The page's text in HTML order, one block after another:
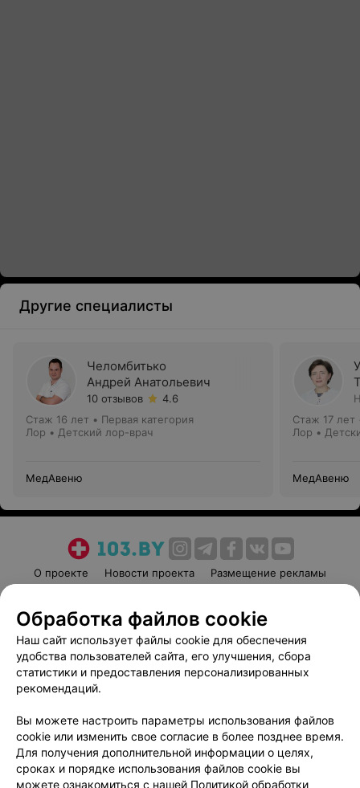
Другие специалисты
Челомбитько
Андрей Анатольевич
10 отзывов
4.6
Стаж 16 лет • Первая категория
Лор • Детский лор-врач
МедАвеню
Стаж 17 лет
Лор •
МедАвеню
О проекте Новости проекта
Размещение рекламы
Пользовательское соглашение
Способы оплаты
Вакансии
Партнеры
Написать руководителю 103.by
Обработка персональных данных
Обработка файлов cookie
Наш сайт использует файлы cookie для обеспечения
удобства пользователей сайта, его улучшения, сбора
статистики и предоставления персонализированных
рекомендаций.
Вы можете настроить параметры использования файлов
cookie или изменить свое согласие в более позднее время.
Для получения дополнительной информации о целях,
сроках и порядке использования файлов cookie вы
можете ознакомиться с нашей Политикой обработки